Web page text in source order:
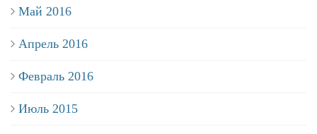
Май 2016
Апрель 2016
Февраль 2016
Июль 2015